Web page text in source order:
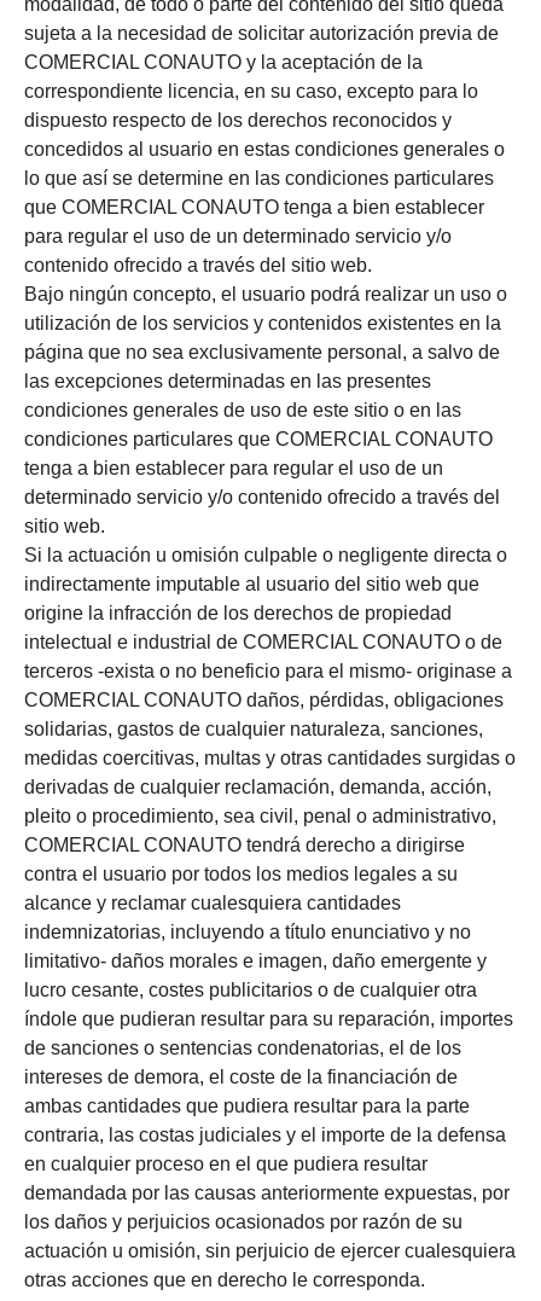
modalidad, de todo o parte del contenido del sitio queda
sujeta a la necesidad de solicitar autorización previa de
COMERCIAL CONAUTO y la aceptación de la
correspondiente licencia, en su caso, excepto para lo
dispuesto respecto de los derechos reconocidos y
concedidos al usuario en estas condiciones generales o
lo que así se determine en las condiciones particulares
que COMERCIAL CONAUTO tenga a bien establecer
para regular el uso de un determinado servicio y/o
contenido ofrecido a través del sitio web.
Bajo ningún concepto, el usuario podrá realizar un uso o
utilización de los servicios y contenidos existentes en la
página que no sea exclusivamente personal, a salvo de
las excepciones determinadas en las presentes
condiciones generales de uso de este sitio o en las
condiciones particulares que COMERCIAL CONAUTO
tenga a bien establecer para regular el uso de un
determinado servicio y/o contenido ofrecido a través del
sitio web.
Si la actuación u omisión culpable o negligente directa o
indirectamente imputable al usuario del sitio web que
origine la infracción de los derechos de propiedad
intelectual e industrial de COMERCIAL CONAUTO o de
terceros -exista o no beneficio para el mismo- originase a
COMERCIAL CONAUTO daños, pérdidas, obligaciones
solidarias, gastos de cualquier naturaleza, sanciones,
medidas coercitivas, multas y otras cantidades surgidas o
derivadas de cualquier reclamación, demanda, acción,
pleito o procedimiento, sea civil, penal o administrativo,
COMERCIAL CONAUTO tendrá derecho a dirigirse
contra el usuario por todos los medios legales a su
alcance y reclamar cualesquiera cantidades
indemnizatorias, incluyendo a título enunciativo y no
limitativo- daños morales e imagen, daño emergente y
lucro cesante, costes publicitarios o de cualquier otra
índole que pudieran resultar para su reparación, importes
de sanciones o sentencias condenatorias, el de los
intereses de demora, el coste de la financiación de
ambas cantidades que pudiera resultar para la parte
contraria, las costas judiciales y el importe de la defensa
en cualquier proceso en el que pudiera resultar
demandada por las causas anteriormente expuestas, por
los daños y perjuicios ocasionados por razón de su
actuación u omisión, sin perjuicio de ejercer cualesquiera
otras acciones que en derecho le corresponda.